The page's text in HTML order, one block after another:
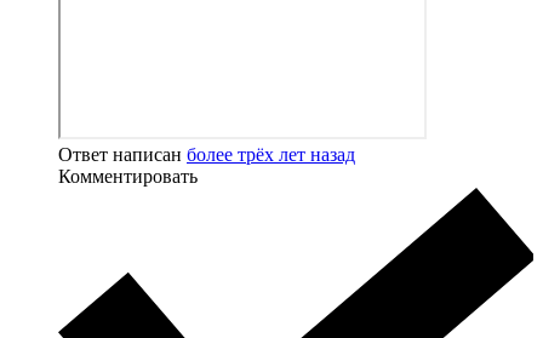
Ответ написан более трёх лет назад
Комментировать